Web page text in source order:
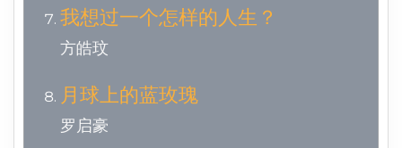
我想过一个怎样的人生？
方皓玟
月球上的蓝玫瑰
罗启豪